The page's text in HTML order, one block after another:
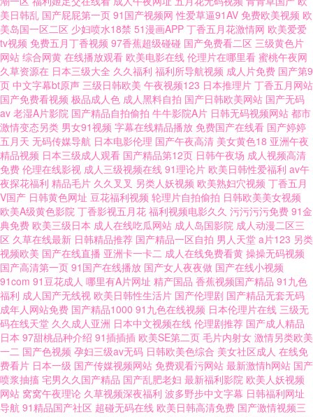
高清午夜福利乱码电影 日韩精品三区 成人看片在线观看免费 日本动漫网址
AAA国产999 欧美涩另类 91操碰 李亚男三级 一区三区在线 好妈妈高清中字
在线观看 亚洲一区日韩精 欧美日韩在线成人 国产免费 97超碰人人草 手机在
线观看日韩 精品成人电影 亚洲欧洲免费三级网站 国产香蕉人人 在线91网 日
韩在线色网 国产字幕制服中文在线 超碰在线导航 一级做a爰片 日本Aⅴ网站
国产在线91福利大全 97一本道dy亚洲一区 兽皇videos极 精品欧美一 97在线
观看视频免费香蕉 五月丁香大香蕉 日本亚洲一卡二卡 国产一线二线 亚洲天
码中字 国产一国产一 无毛亚洲 高清在线播放 日韩精品电影一区二区 www大
香蕉伊人 欧美在线视频aa 91福利资源网站 乐播精品国产亚洲 亚洲资源在线
观看 国模100p 91白丝白虎萝莉 蜜桃aa视频导航 愉国产在线精品观看 久久
艹手机在线 一本道ab在线 韩国电影片 亚洲97网 国产精品资源欧美 91黄在
美日韩乱 国产屁屁第一页 91国产视频网 性爱草逼91AV 免费欧美视频 欧
美岛国一区二区 少妇喷水18禁 51漫画APP 丁香五月花激情网 欧美爱爱
tv视频 免费五月丁香视频 97香蕉超级碰碰 国产免费看二区 三级黄色片
网站 综合网黄 在线播放观看 欧美电影在线 伦理片在哪里看 蜜桃午夜网
久草资源在 日本三级大全 久久福利 福利所导航视频 成人片免费 国产第9
页 中文字幕bt原声 三级日韩欧美 午夜视频123 日本推理片 丁香五月网站
国产免费看视频 极品成人色 成人黑料自拍 国产日韩欧美网站 国产无码
av 老湿A片影院 国产精品自拍偷拍 牛牛影院A片 日韩无码视频网站 都市
激情变态另类 男女91视频 字幕在线精品播放 免费国产在线看 国产婷婷
五月天 无码传媒导航 日本电影伦理 国产午夜高清 美女黄色18 亚洲午夜
精品视频 日本三级成人观看 国产精品第12页 日韩午夜场 成人视频高清
免费 伦理在线影视 成人三级视频在线 91理论片 欧美日韩性爱福利 av午
夜探花福利 精品毛片 久久叉叉 另类人妖视频 欧美熟妇穴视频 丁香五月
V国产 日韩黄色网址 豆花福利视频 轮理片自拍偷拍 日韩欧美美女视频
欧美A级黄色影院 丁香影视五月花 福利视频电影久久 污污污污免费 91金
典免费 欧美三级日本 成人在线吃瓜网站 成人岛国影院 成人动漫二区三
区 久草在线最新 日韩精品推荐 国产精品一区自拍 男人天堂 a片123 另类
视频欧美 国产在线直播 亚洲卡一卡二 成人在线免费看黄 操操无码视频
国产高清第一页 91国产在线播放 国产女人夜夜做 国产在线小视频
91com 91豆花成人 哪里有A片网址 精产国品 香蕉视频国产精品 91九色
福利 成人国产无线视 欧美日韩性生活片 国产伦理剧 国产精品无套无码
成年人网站免费 国产精品1000 91九色在线视频 日本伦理片在线 三级无
码在线天堂 久久成人亚洲 日本中文视频在线 伦理剧推荐 国产成人精品
日本 97甜桃品种介绍 91插插插 欧美SE第二页 毛片内射女 激情另类欧美
一二 国产色视频 孕妇三级av无码 日韩欧美色综合 美女社区成人 在线免
费看片 日本一级 国产传媒视频网站 免费观看污网站 最新激情h网站 国产
喷浆抽搐 宅男久久国产精品 国产乱肥老妇 最新福利影院 欧美人妖视频
网站 窝窝午夜理论 久草视频深夜福利 波多野步中文字幕 日韩福利网址
导航 91精品国产社区 超碰无码在线 欧美日韩高清免费 国产激情视频三